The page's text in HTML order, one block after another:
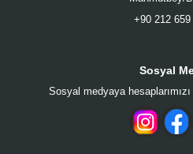
+90 212
Sosyal
Sosyal medyaya